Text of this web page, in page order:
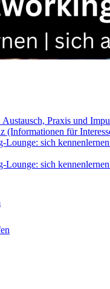
Praxis und
(Informationen für
Lounge: sich
Lounge: sich